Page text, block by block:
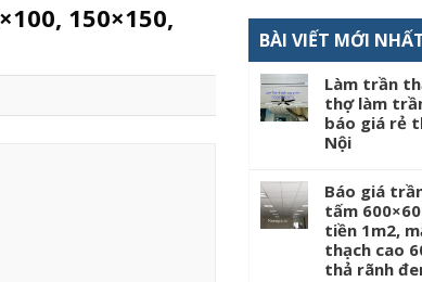
150×150,
BÀI VIẾT MỚI
Làm trần
thợ làm
báo giá rẻ
Nội
Báo giá
tấm
tiền 1m2,
thạch cao
thả rãnh